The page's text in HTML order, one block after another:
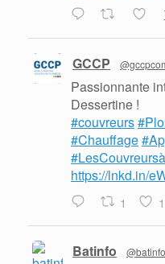
GCCP
Passionnante
Dessertine !
#couvreurs
#Chauffage
https://lnkd.in/
1 1
Batinfo